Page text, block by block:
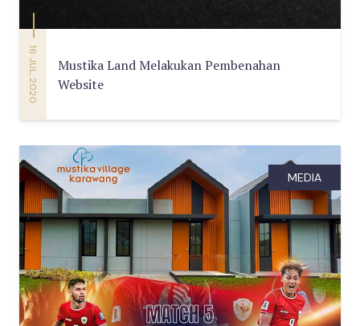
16 JUL, 2020
Mustika Land Melakukan Pembenahan
Website
MEDIA